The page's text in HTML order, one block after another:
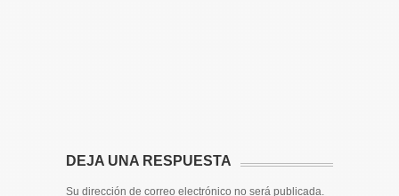
DEJA UNA RESPUESTA
Su dirección de correo electrónico no será publicada.